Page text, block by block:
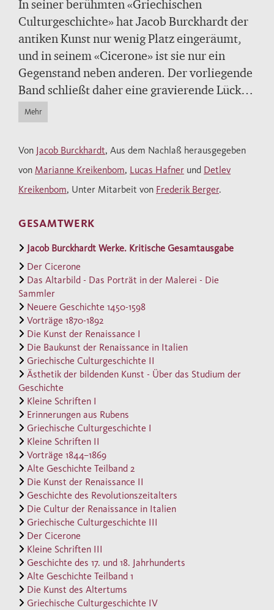
In seiner berühmten «Griechischen
Culturgeschichte» hat Jacob Burckhardt der
antiken Kunst nur wenig Platz eingeräumt,
und in seinem «Cicerone» ist sie nur ein
Gegenstand neben anderen. Der vorliegende
Band schließt daher eine gravierende Lücke.
Erstmals werden hier Burckhardts
Aufzeichnungen zu seinen Vorlesungen über
über mehrere Jahrzehnte hinweg entstanden
sind. Damit wird der Zugang zu einem bisher
nicht dokumentierten Bereich von
Burckhardt erweist sich hier als
hervorragender Kenner und reflektierender
Betrachter aller Gattungen der antiken
Kunst. Neben den griechischen, italienischen
und römischen Werken hatte er auch die
Kunst Ägyptens und des Alten Orients im
Blick. So verhalten er der griechischen
Politik und Gesellschaft gegenüberstand, so
offen war er gegenüber ihrer Kunst.
Allerdings folgte er in seiner Wahrnehmung
keineswegs allein einem klassizistischen
Kanon. Burckhardts Vorlesungsmanuskripten
werden in diesem Band die einschlägigen
Aufsätze aus seinen späten Jahren an die
Seite gestellt. Alle Texte sind sorgfältig
editiert und werden durch Sachkommentare,
textkritische Anmerkungen und ausführliche
Register erschlossen.
Mehr
Von Jacob Burckhardt, Aus dem Nachlaß herausgegeben
von Marianne Kreikenbom, Lucas Hafner und Detlev
Kreikenbom, Unter Mitarbeit von Frederik Berger.
GESAMTWERK
Jacob Burckhardt Werke. Kritische Gesamtausgabe
Der Cicerone
Das Altarbild - Das Porträt in der Malerei - Die
Sammler
Neuere Geschichte 1450-1598
Vorträge 1870-1892
Die Kunst der Renaissance I
Die Baukunst der Renaissance in Italien
Griechische Culturgeschichte II
Ästhetik der bildenden Kunst - Über das Studium der
Geschichte
Kleine Schriften I
Erinnerungen aus Rubens
Griechische Culturgeschichte I
Kleine Schriften II
Vorträge 1844–1869
Alte Geschichte Teilband 2
Die Kunst der Renaissance II
Geschichte des Revolutionszeitalters
Die Cultur der Renaissance in Italien
Griechische Culturgeschichte III
Der Cicerone
Kleine Schriften III
Geschichte des 17. und 18. Jahrhunderts
Alte Geschichte Teilband 1
Die Kunst des Altertums
Griechische Culturgeschichte IV